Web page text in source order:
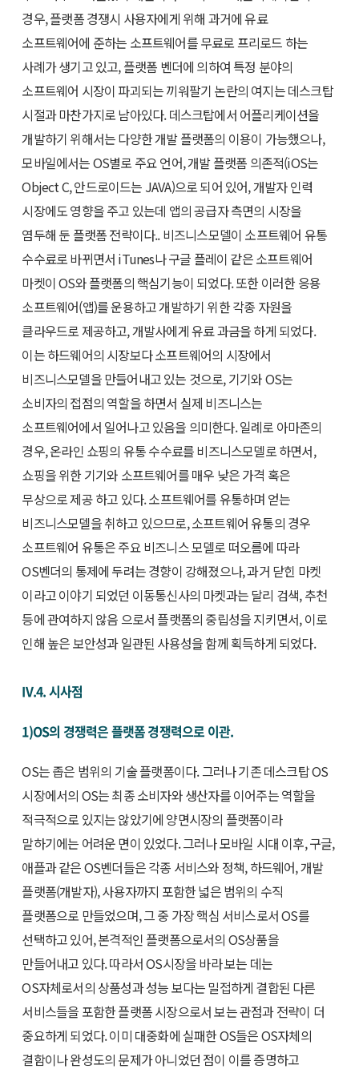
경우, 플랫폼 경쟁시 사용자에게 위해 과거에 유료
소프트웨어에 준하는 소프트웨어를 무료로 프리로드 하는
사례가 생기고 있고, 플랫폼 벤더에 의하여 특정 분야의
소프트웨어 시장이 파괴되는 끼워팔기 논란의 여지는 데스크탑
시절과 마찬가지로 남아있다. 데스크탑에서 어플리케이션을
개발하기 위해서는 다양한 개발 플랫폼의 이용이 가능했으나,
모바일에서는 OS별로 주요 언어, 개발 플랫폼 의존적(iOS는
Object C, 안드로이드는 JAVA)으로 되어 있어, 개발자 인력
시장에도 영향을 주고 있는데 앱의 공급자 측면의 시장을
염두해 둔 플랫폼 전략이다.. 비즈니스모델이 소프트웨어 유통
수수료로 바뀌면서 iTunes나 구글 플레이 같은 소프트웨어
마켓이 OS와 플랫폼의 핵심기능이 되었다. 또한 이러한 응용
소프트웨어(앱)를 운용하고 개발하기 위한 각종 자원을
클라우드로 제공하고, 개발사에게 유료 과금을 하게 되었다.
이는 하드웨어의 시장보다 소프트웨어의 시장에서
비즈니스모델을 만들어내고 있는 것으로, 기기와 OS는
소비자의 접점의 역할을 하면서 실제 비즈니스는
소프트웨어에서 일어나고 있음을 의미한다. 일례로 아마존의
경우, 온라인 쇼핑의 유통 수수료를 비즈니스모델로 하면서,
쇼핑을 위한 기기와 소프트웨어를 매우 낮은 가격 혹은
무상으로 제공 하고 있다. 소프트웨어를 유통하며 얻는
비즈니스모델을 취하고 있으므로, 소프트웨어 유통의 경우
소프트웨어 유통은 주요 비즈니스 모델로 떠오름에 따라
OS벤더의 통제에 두려는 경향이 강해졌으나, 과거 닫힌 마켓
이라고 이야기 되었던 이동통신사의 마켓과는 달리 검색, 추천
등에 관여하지 않음 으로서 플랫폼의 중립성을 지키면서, 이로
인해 높은 보안성과 일관된 사용성을 함께 획득하게 되었다.
IV.4. 시사점
1)OS의 경쟁력은 플랫폼 경쟁력으로 이관.
OS는 좁은 범위의 기술 플랫폼이다. 그러나 기존 데스크탑 OS
시장에서의 OS는 최종 소비자와 생산자를 이어주는 역할을
적극적으로 있지는 않았기에 양면시장의 플랫폼이라
말하기에는 어려운 면이 있었다. 그러나 모바일 시대 이후, 구글,
애플과 같은 OS벤더들은 각종 서비스와 정책, 하드웨어, 개발
플랫폼(개발자), 사용자까지 포함한 넓은 범위의 수직
플랫폼으로 만들었으며, 그 중 가장 핵심 서비스로서 OS를
선택하고 있어, 본격적인 플랫폼으로서의 OS상품을
만들어내고 있다. 따라서 OS시장을 바라 보는 데는
OS자체로서의 상품성과 성능 보다는 밀접하게 결합된 다른
서비스들을 포함한 플랫폼 시장으로서 보는 관점과 전략이 더
중요하게 되었다. 이미 대중화에 실패한 OS들은 OS자체의
결함이나 완성도의 문제가 아니었던 점이 이를 증명하고